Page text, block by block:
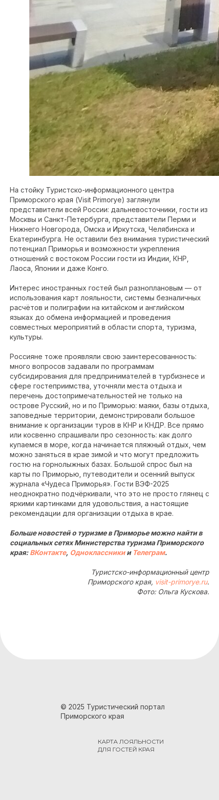
На стойку Туристско-информационного центра
Приморского края (Visit Primorye) заглянули
представители всей России: дальневосточники, гости из
Москвы и Санкт-Петербурга, представители Перми и
Нижнего Новгорода, Омска и Иркутска, Челябинска и
Екатеринбурга. Не оставили без внимания туристический
потенциал Приморья и возможности укрепления
отношений с востоком России гости из Индии, КНР,
Лаоса, Японии и даже Конго.
Интерес иностранных гостей был разноплановым — от
использования карт лояльности, системы безналичных
расчётов и полиграфии на китайском и английском
языках до обмена информацией и проведения
совместных мероприятий в области спорта, туризма,
культуры.
Россияне тоже проявляли свою заинтересованность:
много вопросов задавали по программам
субсидирования для предпринимателей в турбизнесе и
сфере гостеприимства, уточняли места отдыха и
перечень достопримечательностей не только на
острове Русский, но и по Приморью: маяки, базы отдыха,
заповедные территории, демонстрировали большое
внимание к организации туров в КНР и КНДР. Все прямо
или косвенно спрашивали про сезонность: как долго
купаемся в море, когда начинается пляжный отдых, чем
можно заняться в крае зимой и что могут предложить
гостю на горнолыжных базах. Большой спрос был на
карты по Приморью, путеводители и осенний выпуск
журнала «Чудеса Приморья». Гости ВЭФ-2025
неоднократно подчёркивали, что это не просто глянец с
яркими картинками для удовольствия, а настоящие
рекомендации для организации отдыха в крае.
Больше новостей о туризме в Приморье можно найти в
социальных сетях Министерства туризма Приморского
края: ВКонтакте, Одноклассникии Телеграм.
Туристско-информационный центр
Приморского края, visit-primorye.ru.
Фото: Ольга Кускова.
© 2025 Туристический портал
Приморского края
КАРТА ЛОЯЛЬНОСТИ
ДЛЯ ГОСТЕЙ КРАЯ